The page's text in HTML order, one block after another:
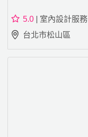
5.0 | 室內設計服務
台北市松山區